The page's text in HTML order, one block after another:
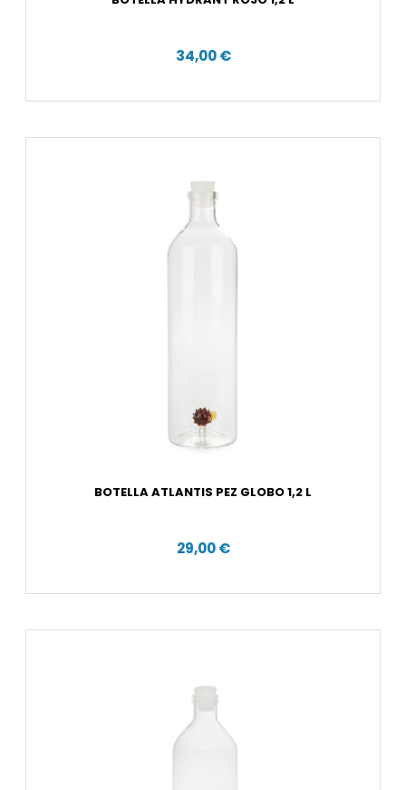
34,00 €
BOTELLA ATLANTIS PEZ GLOBO 1,2 L
29,00 €